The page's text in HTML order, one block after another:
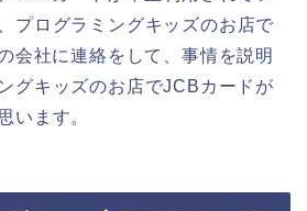
プログラミングキッズのお店で
会社に連絡をして、事情を説明
グキッズのお店でJCBカードが
います。